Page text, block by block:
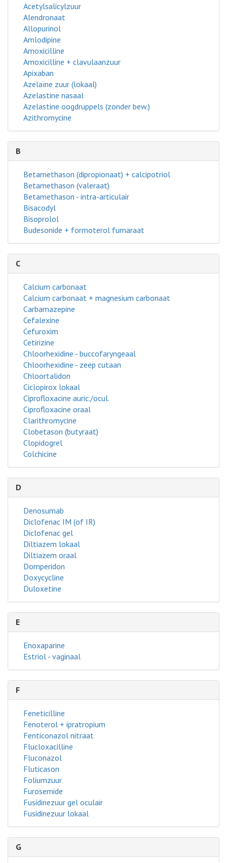
Acetylsalicylzuur
Alendronaat
Allopurinol
Amlodipine
Amoxicilline
Amoxicilline + clavulaanzuur
Apixaban
Azelaïne zuur (lokaal)
Azelastine nasaal
Azelastine oogdruppels (zonder bew.)
Azithromycine
B
Betamethason (dipropionaat) + calcipotriol
Betamethason (valeraat)
Betamethason - intra-articulair
Bisacodyl
Bisoprolol
Budesonide + formoterol fumaraat
C
Calcium carbonaat
Calcium carbonaat + magnesium carbonaat
Carbamazepine
Cefalexine
Cefuroxim
Cetirizine
Chloorhexidine - buccofaryngeaal
Chloorhexidine - zeep cutaan
Chloortalidon
Ciclopirox lokaal
Ciprofloxacine auric./ocul.
Ciprofloxacine oraal
Clarithromycine
Clobetason (butyraat)
Clopidogrel
Colchicine
D
Denosumab
Diclofenac IM (of IR)
Diclofenac gel
Diltiazem lokaal
Diltiazem oraal
Domperidon
Doxycycline
Duloxetine
E
Enoxaparine
Estriol - vaginaal
F
Feneticilline
Fenoterol + ipratropium
Fenticonazol nitraat
Flucloxacilline
Fluconazol
Fluticason
Foliumzuur
Furosemide
Fusidinezuur gel oculair
Fusidinezuur lokaal
G